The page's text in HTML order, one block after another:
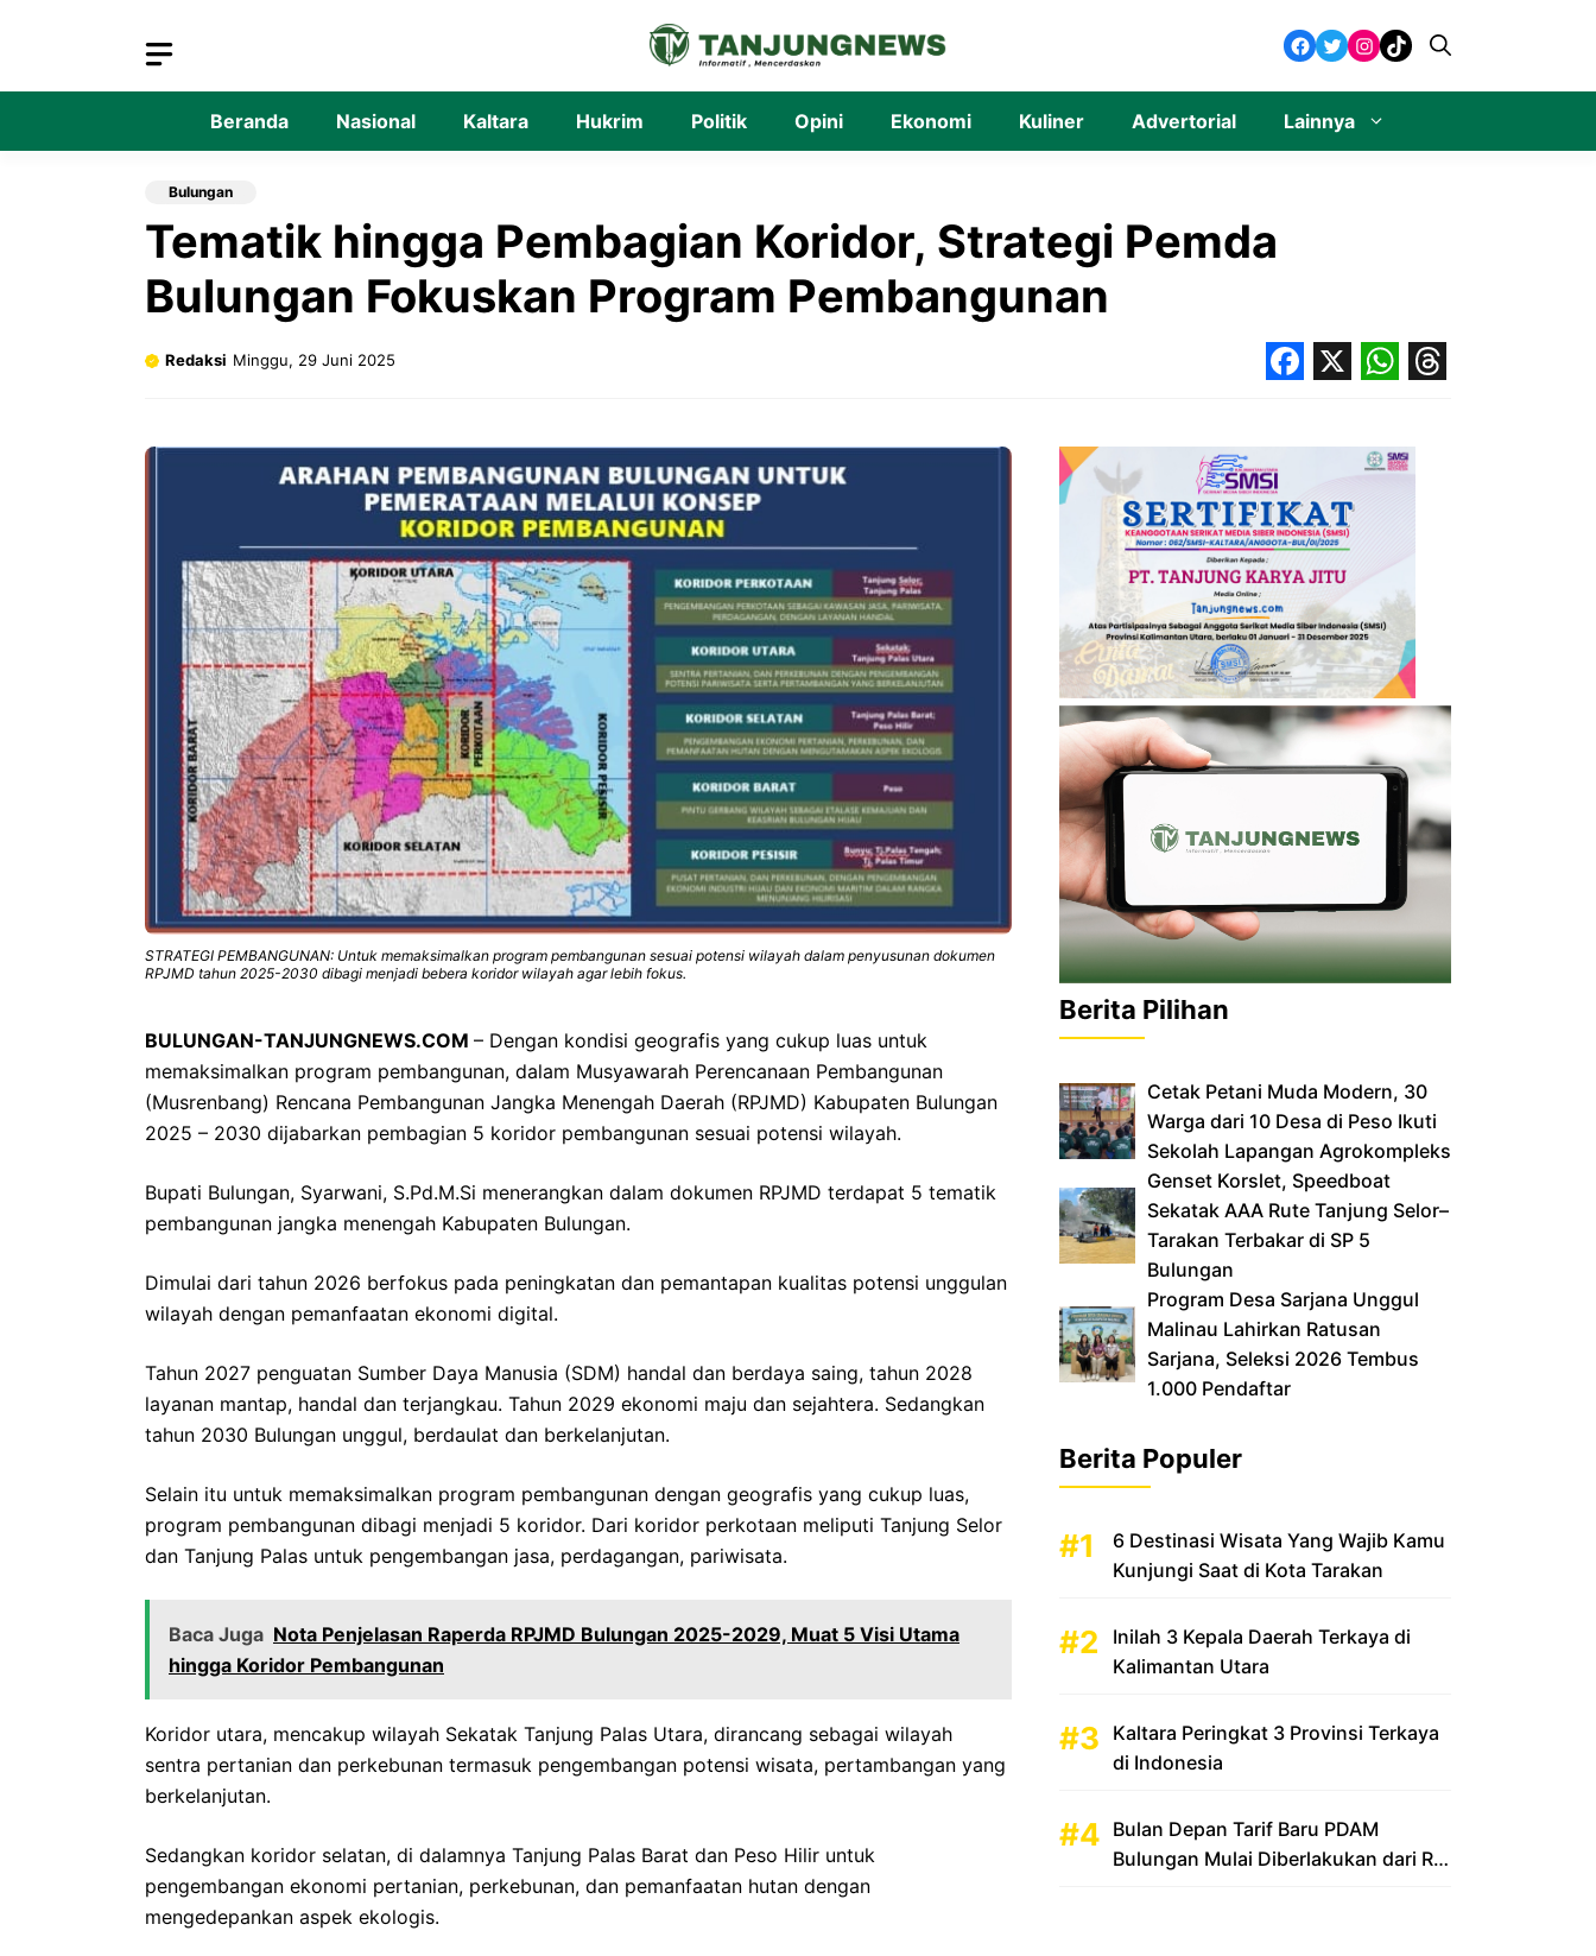
Facebook
Twitter
Instagram
TikTok
Beranda Nasional Kaltara Hukrim Politik Opini Ekonomi Kuliner Advertorial Lainnya
Bulungan
Tematik hingga Pembagian Koridor, Strategi Pemda
Bulungan Fokuskan Program Pembangunan
Redaksi Minggu, 29 Juni 2025
STRATEGI PEMBANGUNAN: Untuk memaksimalkan program pembangunan sesuai potensi wilayah dalam penyusunan dokumen
RPJMD tahun 2025-2030 dibagi menjadi bebera koridor wilayah agar lebih fokus.
BULUNGAN-TANJUNGNEWS.COM – Dengan kondisi geografis yang cukup luas untuk
memaksimalkan program pembangunan, dalam Musyawarah Perencanaan Pembangunan
(Musrenbang) Rencana Pembangunan Jangka Menengah Daerah (RPJMD) Kabupaten Bulungan
2025 – 2030 dijabarkan pembagian 5 koridor pembangunan sesuai potensi wilayah.
Bupati Bulungan, Syarwani, S.Pd.M.Si menerangkan dalam dokumen RPJMD terdapat 5 tematik
pembangunan jangka menengah Kabupaten Bulungan.
Dimulai dari tahun 2026 berfokus pada peningkatan dan pemantapan kualitas potensi unggulan
wilayah dengan pemanfaatan ekonomi digital.
Tahun 2027 penguatan Sumber Daya Manusia (SDM) handal dan berdaya saing, tahun 2028
layanan mantap, handal dan terjangkau. Tahun 2029 ekonomi maju dan sejahtera. Sedangkan
tahun 2030 Bulungan unggul, berdaulat dan berkelanjutan.
Selain itu untuk memaksimalkan program pembangunan dengan geografis yang cukup luas,
program pembangunan dibagi menjadi 5 koridor. Dari koridor perkotaan meliputi Tanjung Selor
dan Tanjung Palas untuk pengembangan jasa, perdagangan, pariwisata.
Baca Juga Nota Penjelasan Raperda RPJMD Bulungan 2025-2029, Muat 5 Visi Utama
hingga Koridor Pembangunan
Koridor utara, mencakup wilayah Sekatak Tanjung Palas Utara, dirancang sebagai wilayah
sentra pertanian dan perkebunan termasuk pengembangan potensi wisata, pertambangan yang
berkelanjutan.
Sedangkan koridor selatan, di dalamnya Tanjung Palas Barat dan Peso Hilir untuk
pengembangan ekonomi pertanian, perkebunan, dan pemanfaatan hutan dengan
mengedepankan aspek ekologis.
Berita Pilihan
Cetak Petani Muda Modern, 30
Warga dari 10 Desa di Peso Ikuti
Sekolah Lapangan Agrokompleks
‎Genset Korslet, Speedboat
Sekatak AAA Rute Tanjung Selor–
Tarakan Terbakar di SP 5
Bulungan
‎Program Desa Sarjana Unggul
Malinau Lahirkan Ratusan
Sarjana, Seleksi 2026 Tembus
1.000 Pendaftar
Berita Populer
6 Destinasi Wisata Yang Wajib Kamu
Kunjungi Saat di Kota Tarakan
Inilah 3 Kepala Daerah Terkaya di
Kalimantan Utara
Kaltara Peringkat 3 Provinsi Terkaya
di Indonesia
Bulan Depan Tarif Baru PDAM
Bulungan Mulai Diberlakukan dari Rp